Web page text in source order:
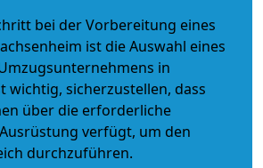
bei der Vorbereitung eines
ist die Auswahl eines
in
wichtig, sicherzustellen, dass
über die erforderliche
verfügt, um den
durchzuführen.